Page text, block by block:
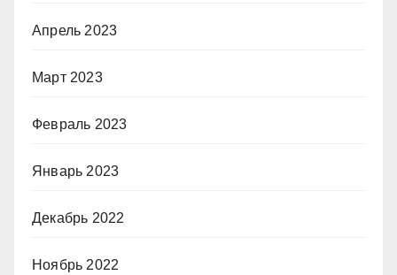
Апрель 2023
Март 2023
Февраль 2023
Январь 2023
Декабрь 2022
Ноябрь 2022